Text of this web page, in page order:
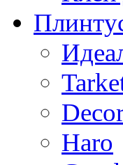
Haro